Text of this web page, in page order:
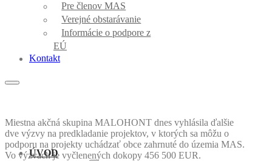
Pre členov MAS
Verejné obstarávanie
Informácie o podpore z
EÚ
Kontakt
ÚVOD
Miestna akčná skupina MALOHONT dnes vyhlásila ďalšie
dve výzvy na predkladanie projektov, v ktorých sa môžu o
podporu na projekty uchádzať obce zahrnuté do územia MAS.
Vo výzvach je vyčlenených dokopy 456 500 EUR.